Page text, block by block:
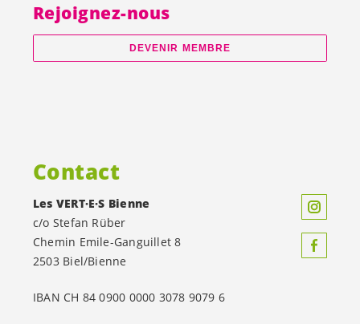
Rejoignez-nous
DEVENIR MEMBRE
Contact
Les VERT·E·S Bienne
c/o Stefan Rüber
Chemin Emile-Ganguillet 8
2503 Biel/Bienne
IBAN CH 84 0900 0000 3078 9079 6